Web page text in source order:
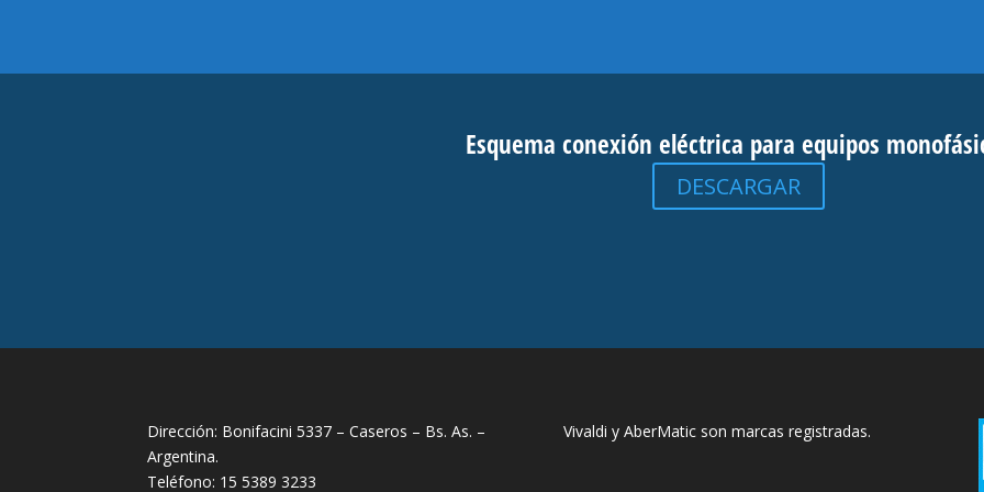
Esquema conexión eléctrica para equipos
DESCARGAR
Dirección: Bonifacini 5337 – Caseros – Bs. As. –
Argentina.
Teléfono: 15 5389 3233
Vivaldi y AberMatic son marcas registradas.